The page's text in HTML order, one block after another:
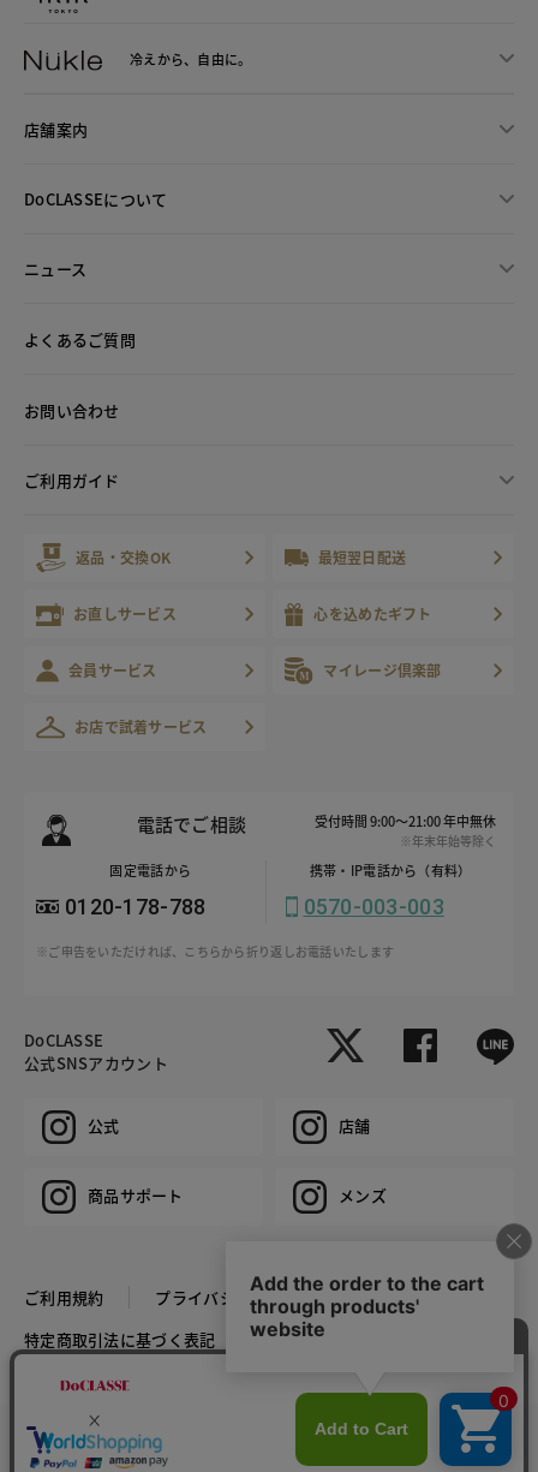
カラー・サイズを選択する
冷えから、 自由に。
店舗案内
DoCLASSEについて
ニュース
よくあるご質問
お問い合わせ
ご利用ガイド
返品・交換OK 最短翌日配送
お直しサービス 心を込めたギフト
会員サービス マイレージ倶楽部
お店で試着サービス
電話でご相談 受付時間 9:00～21:00 年中無休
※年末年始等除く
固定電話から
0120-178-788
携帯・IP電話から（有料）
0570-003-003
※ご申告をいただければ、こちらから折り返しお電話いたします
DoCLASSE
公式SNSアカウント
公式 店舗
商品サポート メンズ
ご利用規約
プライバシーポリシー
特定商取引法に基づく表記
推奨環境
COPYRIGHT © DoCLASSE ALL RIGHTS RESERVED.